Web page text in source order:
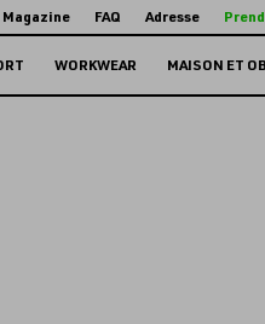
Magazine FAQ Adresse
WORKWEAR MAISON ET